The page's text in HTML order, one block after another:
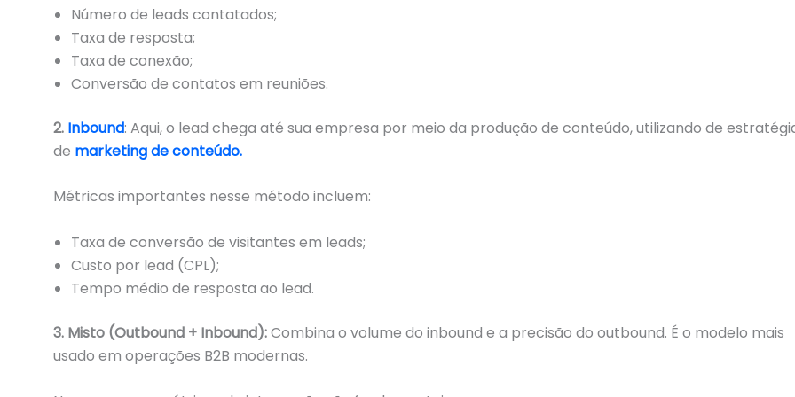
Número de leads contatados;
Taxa de resposta;
Taxa de conexão;
Conversão de contatos em reuniões.
2. Inbound: Aqui, o lead chega até sua empresa por meio da produção de conteúdo, utilizando de
de marketing de conteúdo.
Métricas importantes nesse método incluem:
Taxa de conversão de visitantes em leads;
Custo por lead (CPL);
Tempo médio de resposta ao lead.
3. Misto (Outbound + Inbound):Combina o volume do inbound e a precisão do outbound. É o modelo mais
usado em operações B2B modernas.